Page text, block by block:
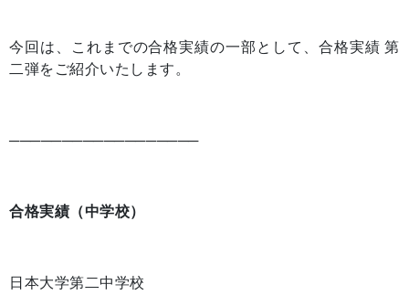
今回は、これまでの合格実績の一部として、合格実績 第
二弾をご紹介いたします。
──────────────────
合格実績（中学校）
日本大学第二中学校